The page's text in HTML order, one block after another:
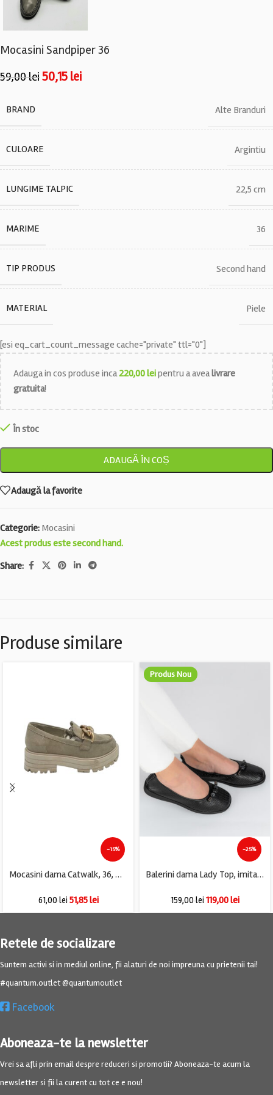
Mocasini Sandpiper 36
59,00lei50,15 lei
BRAND Alte Branduri
CULOARE Argintiu
LUNGIME TALPIC 22,5 cm
MARIME 36
TIP PRODUS Second hand
MATERIAL Piele
[esi eq_cart_count_message cache="private" ttl="0"]
Adauga in cos produse inca220,00leipentru a avealivrare
gratuita!
În stoc
ADAUGĂ ÎN COȘ
Adaugă la favorite
Categorie: Mocasini
Acest produs este second hand.
Share:
Produse similare
-15%
Mocasini dama Catwalk, 36, material textil, gri
61,00lei 51,85lei
Produs Nou
-25%
Balerini dama Lady Top, imitatie de piele, negru
159,00lei 119,00lei
Retele de socializare
Suntem activi si in mediul online, fii alaturi de noi impreuna cu prietenii tai!
#quantum.outlet @quantumoutlet
Facebook
Aboneaza-te la newsletter
Vrei sa afli prin email despre reduceri si promotii? Aboneaza-te acum la
newsletter si fii la curent cu tot ce e nou!